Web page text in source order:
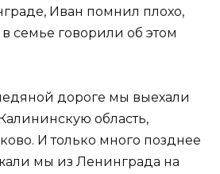
Иван помнил плохо,
семье говорили об этом
дороге мы выехали
область,
И только много позднее
мы из Ленинграда на